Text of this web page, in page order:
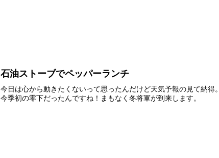
石油ストーブでペッパーランチ
今日は心から動きたくないって思ったんだけど天気予報の見て納得。
今季初の零下だったんですね！まもなく冬将軍が到来します。